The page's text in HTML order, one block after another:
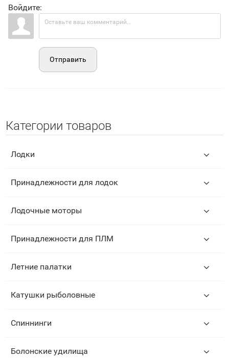
Войдите:
Отправить
Категории товаров
Лодки
Принадлежности для лодок
Лодочные моторы
Принадлежности для ПЛМ
Летние палатки
Катушки рыболовные
Спиннинги
Болонские удилища